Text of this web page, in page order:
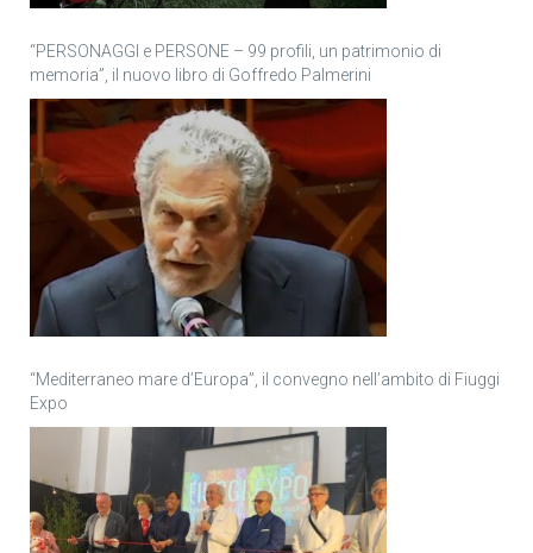
“PERSONAGGI e PERSONE – 99 profili, un patrimonio di
memoria”, il nuovo libro di Goffredo Palmerini
“Mediterraneo mare d’Europa”, il convegno nell’ambito di Fiuggi
Expo